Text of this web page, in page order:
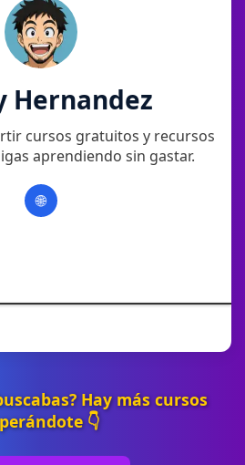
Hernandez
cursos gratuitos y recursos
aprendiendo sin gastar.
🌐
Hay más cursos
👇